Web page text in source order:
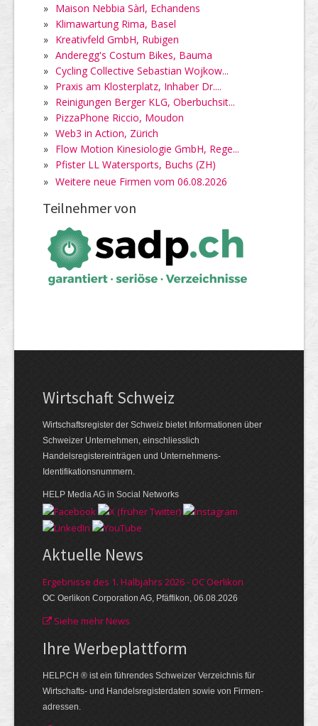
» Maison Nebbia Sàrl, Echandens
» Klimawartung Rima, Basel
» Kreativfeld GmbH, Rubigen
» Anderegg's Costum Bikes, Bauma
» Cycling Collective Sebastian Wojkow...
» Praxis am Klosterplatz, Inhaber Dr....
» Reinigungen Berger KLG, Oberbuchsit...
» PizzaPhone Riccio, Moudon
» Web3 in Action, Zürich
» Flow Motion Kinesiologie GmbH, Rege...
» Pfister LL Watersports, Buchs (ZH)
» Weitere neue Firmen vom 06.08.2026
Teilnehmer von
Wirtschaft Schweiz
Wirtschaftsregister der Schweiz bietet Informationen über
Schweizer Unternehmen, einschliesslich
Handelsregistereinträgen und Unternehmens-
Identifikationsnummern.
HELP Media AG in Social Networks
Aktuelle News
Ergebnisse des 1. Halbjahrs 2026 - OC Oerlikon
OC Oerlikon Corporation AG, Pfäffikon, 06.08.2026
Siehe mehr News
Ihre Werbe­plattform
HELP.CH ® ist ein führendes Schweizer Verzeichnis für
Wirtschafts- und Handelsregisterdaten sowie von Firmen­
adressen.